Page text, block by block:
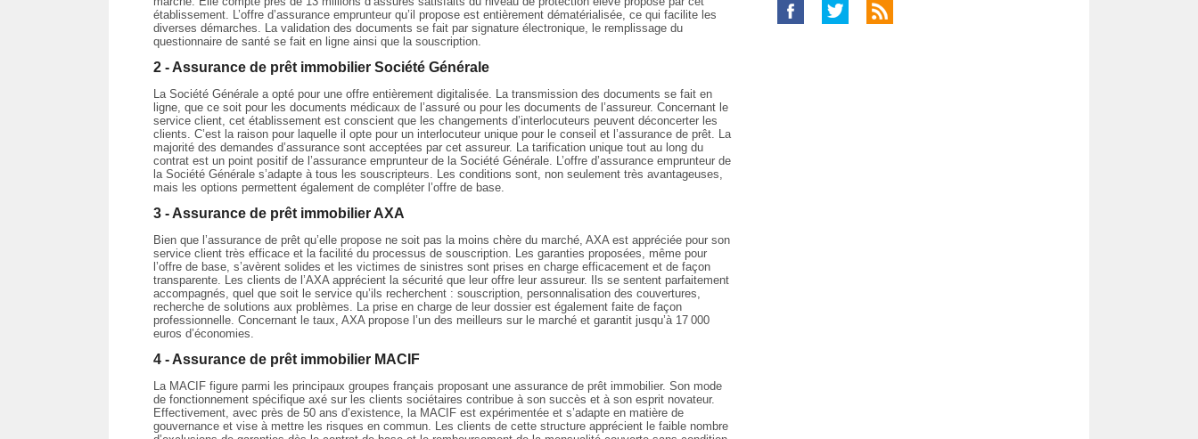
établissement. L’offre d’assurance emprunteur qu’il propose est entièrement dématérialisée, ce qui facilite les
diverses démarches. La validation des documents se fait par signature électronique, le remplissage du
questionnaire de santé se fait en ligne ainsi que la souscription.
2 - Assurance de prêt immobilier Société Générale
La Société Générale a opté pour une offre entièrement digitalisée. La transmission des documents se fait en
ligne, que ce soit pour les documents médicaux de l’assuré ou pour les documents de l’assureur. Concernant le
service client, cet établissement est conscient que les changements d’interlocuteurs peuvent déconcerter les
clients. C’est la raison pour laquelle il opte pour un interlocuteur unique pour le conseil et l’assurance de prêt. La
majorité des demandes d’assurance sont acceptées par cet assureur. La tarification unique tout au long du
contrat est un point positif de l’assurance emprunteur de la Société Générale. L’offre d’assurance emprunteur de
la Société Générale s’adapte à tous les souscripteurs. Les conditions sont, non seulement très avantageuses,
mais les options permettent également de compléter l’offre de base.
3 - Assurance de prêt immobilier AXA
Bien que l’assurance de prêt qu’elle propose ne soit pas la moins chère du marché, AXA est appréciée pour son
service client très efficace et la facilité du processus de souscription. Les garanties proposées, même pour
l’offre de base, s’avèrent solides et les victimes de sinistres sont prises en charge efficacement et de façon
transparente. Les clients de l’AXA apprécient la sécurité que leur offre leur assureur. Ils se sentent parfaitement
accompagnés, quel que soit le service qu’ils recherchent : souscription, personnalisation des couvertures,
recherche de solutions aux problèmes. La prise en charge de leur dossier est également faite de façon
professionnelle. Concernant le taux, AXA propose l’un des meilleurs sur le marché et garantit jusqu’à 17 000
euros d’économies.
4 - Assurance de prêt immobilier MACIF
La MACIF figure parmi les principaux groupes français proposant une assurance de prêt immobilier. Son mode
de fonctionnement spécifique axé sur les clients sociétaires contribue à son succès et à son esprit novateur.
Effectivement, avec près de 50 ans d’existence, la MACIF est expérimentée et s’adapte en matière de
gouvernance et vise à mettre les risques en commun. Les clients de cette structure apprécient le faible nombre